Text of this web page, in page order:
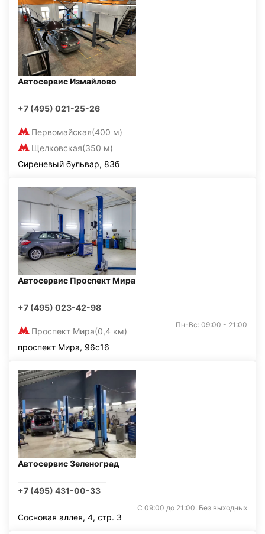
Автосервис Измайлово
+7 (495) 021-25-26
Первомайская(400 м)
Щелковская(350 м)
Сиреневый бульвар, 83б
Автосервис Проспект Мира
+7 (495) 023-42-98
Проспект Мира(0,4 км)
Пн-Вс: 09:00 - 21:00
проспект Мира, 96с16
Автосервис Зеленоград
+7 (495) 431-00-33
С 09:00 до 21:00. Без выходных
Сосновая аллея, 4, стр. 3